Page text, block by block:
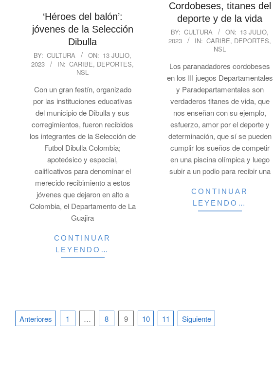
‘Héroes del balón’:
jóvenes de la Selección
Dibulla
2023-
07-
BY: CULTURA ON: 13 JULIO,
2023
IN: CARIBE, DEPORTES,
NSL
Con un gran festín, organizado
por las instituciones educativas
del municipio de Dibulla y sus
corregimientos, fueron recibidos
los integrantes de la Selección de
Futbol Dibulla Colombia;
apoteósico y especial,
calificativos para denominar el
merecido recibimiento a estos
jóvenes que dejaron en alto a
Colombia, el Departamento de La
Guajira
CONTINUAR
LEYENDO…
Cordobeses, titanes del
deporte y de la vida
2023-
07-
BY: CULTURA ON: 13 JULIO,
2023
IN: CARIBE, DEPORTES,
NSL
Los paranadadores cordobeses
en los III juegos Departamentales
y Paradepartamentales son
verdaderos titanes de vida, que
nos enseñan con su ejemplo,
esfuerzo, amor por el deporte y
determinación, que sí se pueden
cumplir los sueños de competir
en una piscina olímpica y luego
subir a un podio para recibir una
CONTINUAR
LEYENDO…
Paginación
Anteriores 1 … 8 9 10 11 Siguiente